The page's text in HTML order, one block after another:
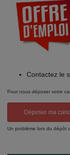
Contactez le
Pour nous déposer votre
Déposer ma
Un problème lors du dépôt